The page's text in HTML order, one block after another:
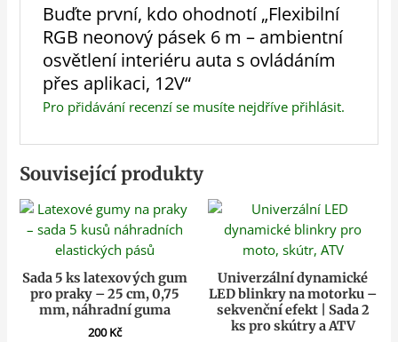
Buďte první, kdo ohodnotí „Flexibilní
RGB neonový pásek 6 m – ambientní
osvětlení interiéru auta s ovládáním
přes aplikaci, 12V“
Pro přidávání recenzí se musíte nejdříve přihlásit.
Související produkty
Sada 5 ks latexových gum
pro praky – 25 cm, 0,75
mm, náhradní guma
200Kč
Univerzální dynamické
LED blinkry na motorku –
sekvenční efekt | Sada 2
ks pro skútry a ATV